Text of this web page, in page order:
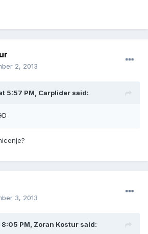
2, 2013
5:57 PM, Carplider said:
3, 2013
PM, Zoran Kostur said: